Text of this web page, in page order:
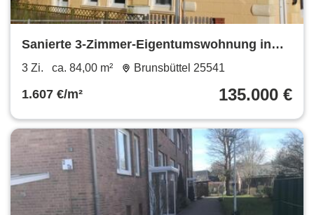
Sanierte 3-Zimmer-Eigentumswohnung in
Ortsrandlage in Brunsbüttel!
3 Zi. ca. 84,00 m² Brunsbüttel 25541
1.607 €/m² 135.000 €